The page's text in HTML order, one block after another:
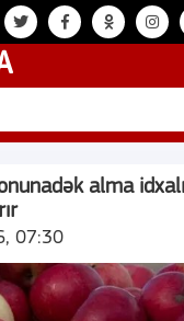
alma
07:30